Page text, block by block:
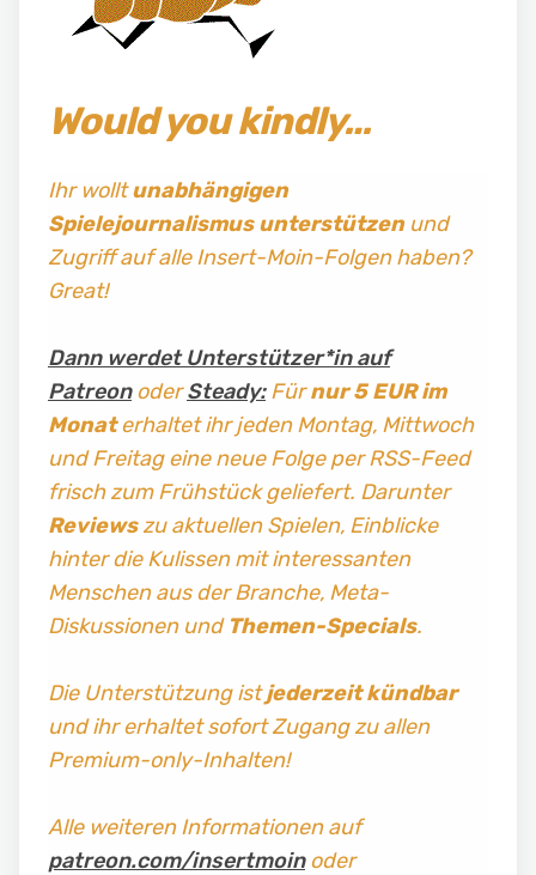
Would you kindly…
Ihr wolltunabhängigen
Spielejournalismus unterstützenund
Zugriff auf alle Insert-Moin-Folgen haben?
Great!
Dann werdet Unterstützer*in auf
PatreonoderSteady:Fürnur 5 EUR im
Monaterhaltet ihr jeden Montag, Mittwoch
und Freitag eine neue Folge per RSS-Feed
frisch zum Frühstück geliefert. Darunter
Reviewszu aktuellen Spielen, Einblicke
hinter die Kulissen mit interessanten
Menschen aus der Branche, Meta-
Diskussionen und Themen-Specials.
Die Unterstützung istjederzeit kündbar
und ihr erhaltet sofort Zugang zu allen
Premium-only-Inhalten!
Alle weiteren Informationen auf
patreon.com/insertmoinoder